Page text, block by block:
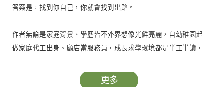
答案是，找到你自己，你就會找到出路。
作者無論是家庭背景、學歷皆不外界想像光鮮亮麗，自幼稚園起
做家庭代工出身、顧店當服務員，成長求學環境都是半工半讀，
更意識到環境改變才能持續反思自我。
更多